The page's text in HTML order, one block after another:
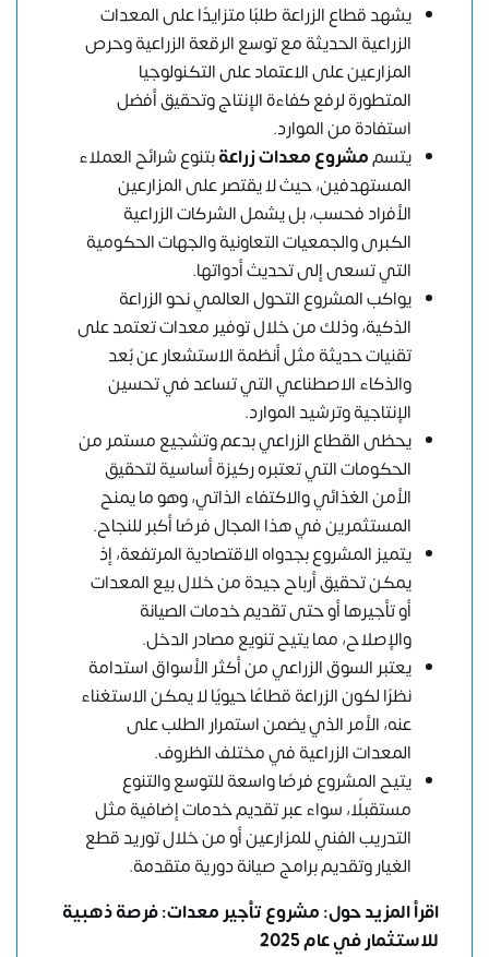
يشهد قطاع الزراعة طلبًا متزايدًا على المعدات
الزراعية الحديثة مع توسع الرقعة الزراعية وحرص
المزارعين على الاعتماد على التكنولوجيا
المتطورة لرفع كفاءة الإنتاج وتحقيق أفضل
استفادة من الموارد.
يتسممشروع معدات زراعةبتنوع شرائح العملاء
المستهدفين، حيث لا يقتصر على المزارعين
الأفراد فحسب، بل يشمل الشركات الزراعية
الكبرى والجمعيات التعاونية والجهات الحكومية
التي تسعى إلى تحديث أدواتها.
يواكب المشروع التحول العالمي نحو الزراعة
الذكية، وذلك من خلال توفير معدات تعتمد على
تقنيات حديثة مثل أنظمة الاستشعار عن بُعد
والذكاء الاصطناعي التي تساعد في تحسين
الإنتاجية وترشيد الموارد.
يحظى القطاع الزراعي بدعم وتشجيع مستمر من
الحكومات التي تعتبره ركيزة أساسية لتحقيق
الأمن الغذائي والاكتفاء الذاتي، وهو ما يمنح
المستثمرين في هذا المجال فرصًا أكبر للنجاح.
يتميز المشروع بجدواه الاقتصادية المرتفعة، إذ
يمكن تحقيق أرباح جيدة من خلال بيع المعدات
أو تأجيرها أو حتى تقديم خدمات الصيانة
والإصلاح، مما يتيح تنويع مصادر الدخل.
يعتبر السوق الزراعي من أكثر الأسواق استدامة
نظرًا لكون الزراعة قطاعًا حيويًا لا يمكن الاستغناء
عنه، الأمر الذي يضمن استمرار الطلب على
المعدات الزراعية في مختلف الظروف.
يتيح المشروع فرصًا واسعة للتوسع والتنوع
مستقبلًا، سواء عبر تقديم خدمات إضافية مثل
التدريب الفني للمزارعين أو من خلال توريد قطع
الغيار وتقديم برامج صيانة دورية متقدمة.
اقرأ المزيد حول:مشروع تأجير معدات: فرصة ذهبية
للاستثمار في عام 2025